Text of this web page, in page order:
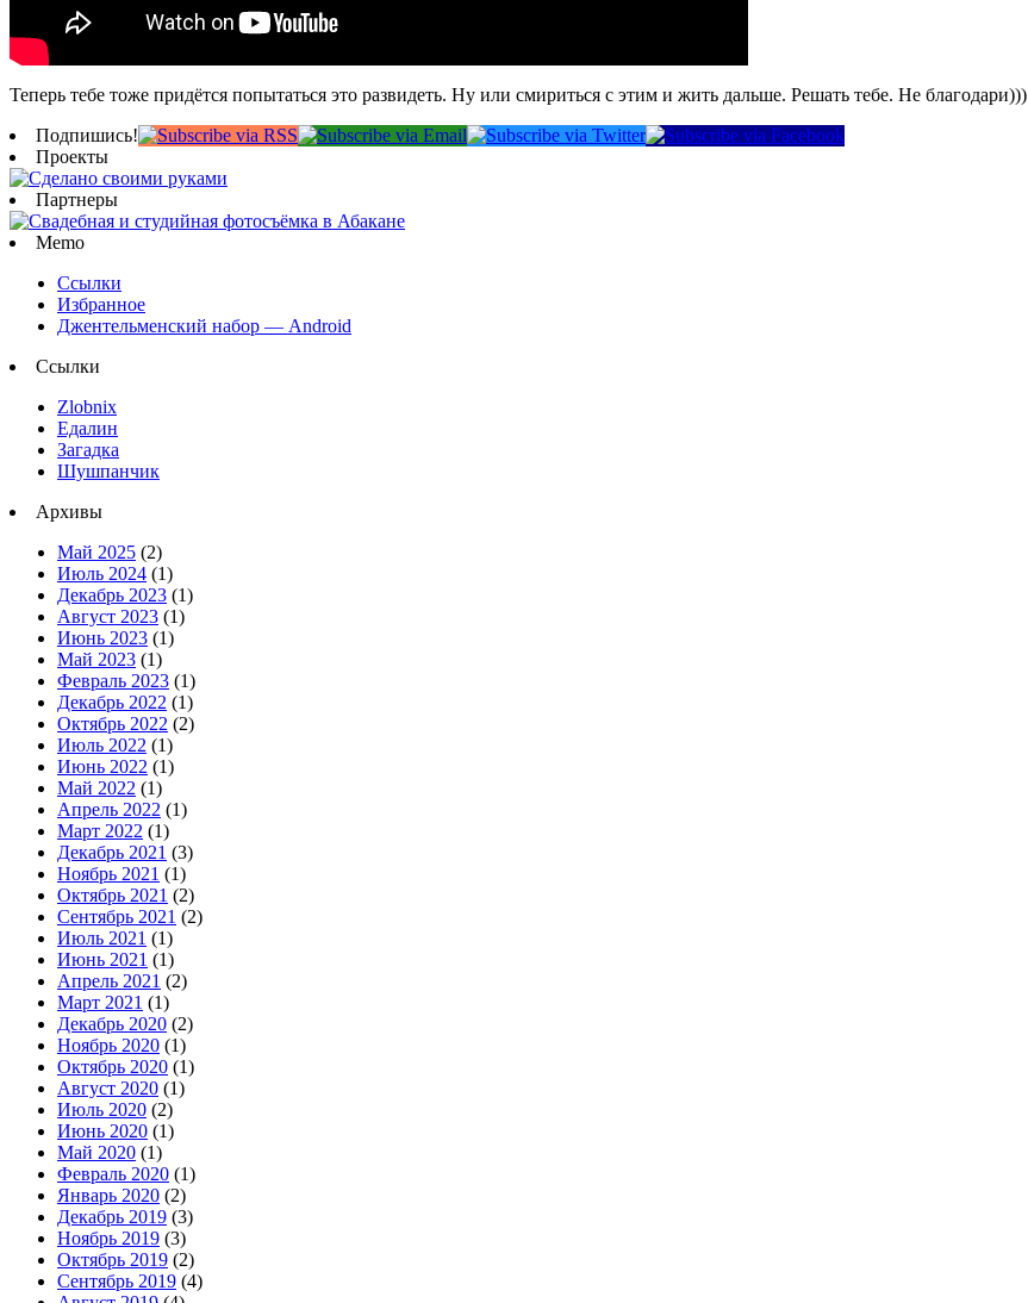
Теперь тебе тоже придётся попытаться это развидеть. Ну или смириться с этим и жить дальше. Решать тебе. Не благодари)))
Подпишись!
Проекты
Партнеры
Memo
Ссылки
Избранное
Джентельменский набор — Android
Ссылки
Zlobnix
Едалин
Загадка
Шушпанчик
Архивы
Май 2025 (2)
Июль 2024 (1)
Декабрь 2023 (1)
Август 2023 (1)
Июнь 2023 (1)
Май 2023 (1)
Февраль 2023 (1)
Декабрь 2022 (1)
Октябрь 2022 (2)
Июль 2022 (1)
Июнь 2022 (1)
Май 2022 (1)
Апрель 2022 (1)
Март 2022 (1)
Декабрь 2021 (3)
Ноябрь 2021 (1)
Октябрь 2021 (2)
Сентябрь 2021 (2)
Июль 2021 (1)
Июнь 2021 (1)
Апрель 2021 (2)
Март 2021 (1)
Декабрь 2020 (2)
Ноябрь 2020 (1)
Октябрь 2020 (1)
Август 2020 (1)
Июль 2020 (2)
Июнь 2020 (1)
Май 2020 (1)
Февраль 2020 (1)
Январь 2020 (2)
Декабрь 2019 (3)
Ноябрь 2019 (3)
Октябрь 2019 (2)
Сентябрь 2019 (4)